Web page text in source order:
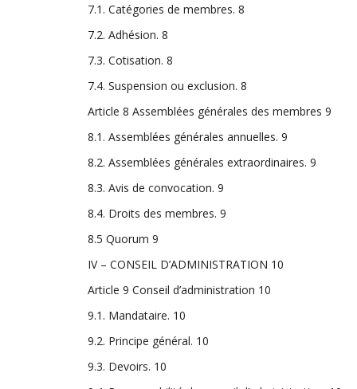
7.1. Catégories de membres. 8
7.2. Adhésion. 8
7.3. Cotisation. 8
7.4. Suspension ou exclusion. 8
Article 8 Assemblées générales des membres 9
8.1. Assemblées générales annuelles. 9
8.2. Assemblées générales extraordinaires. 9
8.3. Avis de convocation. 9
8.4. Droits des membres. 9
8.5 Quorum 9
IV – CONSEIL D’ADMINISTRATION 10
Article 9 Conseil d’administration 10
9.1. Mandataire. 10
9.2. Principe général. 10
9.3. Devoirs. 10